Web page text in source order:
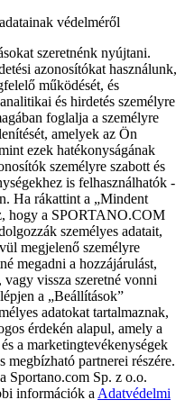
védelméről
szeretnénk nyújtani.
azonosítókat használunk,
működését, és
és hirdetés személyre
foglalja a személyre
amelyek az Ön
ezek hatékonyságának
személyre szabott és
is felhasználhatók -
Ha rákattint a „Mindent
hogy a SPORTANO.COM
személyes adatait,
megjelenő személyre
megadni a hozzájárulást,
vissza szeretné vonni
a „Beállítások”
adatokat tartalmaznak,
érdekén alapul, amely a
a marketingtevékenységek
megbízható partnerei részére.
Sportano.com Sp. z o.o.
információk a Adatvédelmi